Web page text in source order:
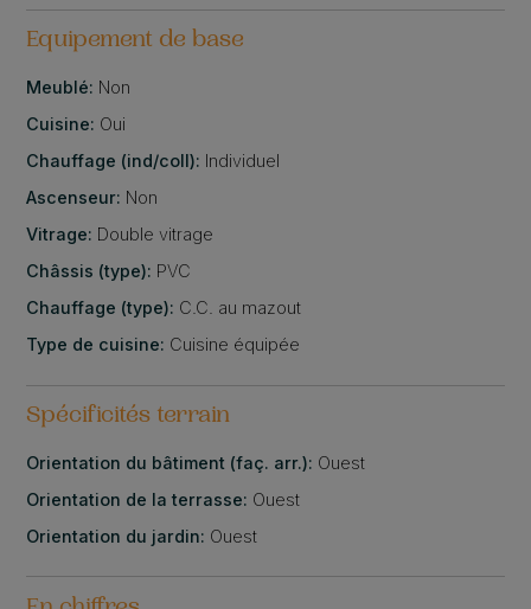
Equipement de base
Meublé: Non
Cuisine: Oui
Chauffage (ind/coll): Individuel
Ascenseur: Non
Vitrage: Double vitrage
Châssis (type): PVC
Chauffage (type): C.C. au mazout
Type de cuisine: Cuisine équipée
Spécificités terrain
Orientation du bâtiment (faç. arr.): Ouest
Orientation de la terrasse: Ouest
Orientation du jardin: Ouest